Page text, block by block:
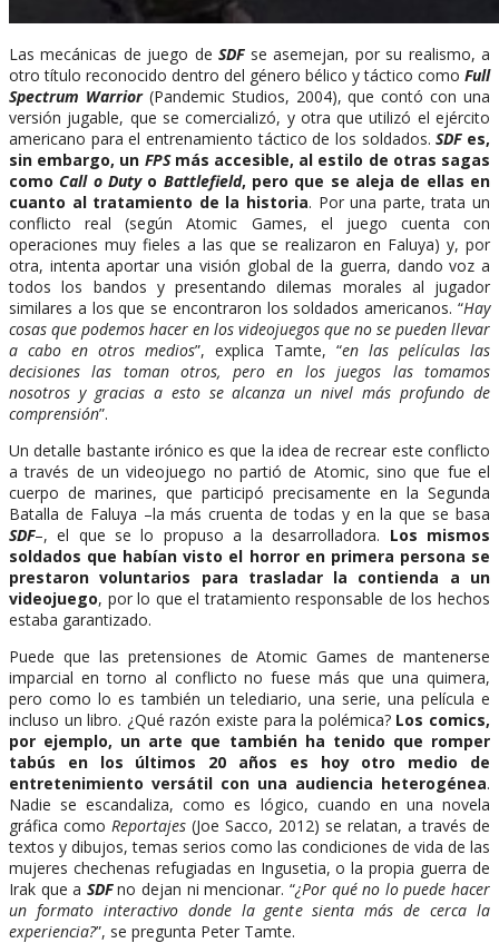
Las mecánicas de juego deSDFse asemejan, por su realismo, a
otro título reconocido dentro del género bélico y táctico como Full
Spectrum Warrior(Pandemic Studios, 2004), que contó con una
versión jugable, que se comercializó, y otra que utilizó el ejército
americano para el entrenamiento táctico de los soldados.SDF es,
sin embargo, un FPSmás accesible, al estilo de otras sagas
comoCall o Dutyo Battlefield, pero que se aleja de ellas en
cuanto al tratamiento de la historia. Por una parte, trata un
conflicto real (según Atomic Games, el juego cuenta con
operaciones muy fieles a las que se realizaron en Faluya) y, por
otra, intenta aportar una visión global de la guerra, dando voz a
todos los bandos y presentando dilemas morales al jugador
similares a los que se encontraron los soldados americanos. “Hay
cosas que podemos hacer en los videojuegos que no se pueden llevar
a cabo en otros medios”, explica Tamte, “en las películas las
decisiones las toman otros, pero en los juegos las tomamos
nosotros y gracias a esto se alcanza un nivel más profundo de
comprensión”.
Un detalle bastante irónico es que la idea de recrear este conflicto
a través de un videojuego no partió de Atomic, sino que fue el
cuerpo de marines, que participó precisamente en la Segunda
Batalla de Faluya –la más cruenta de todas y en la que se basa
SDF–, el que se lo propuso a la desarrolladora. Los mismos
soldados que habían visto el horror en primera persona se
prestaron voluntarios para trasladar la contienda a un
videojuego, por lo que el tratamiento responsable de los hechos
estaba garantizado.
Puede que las pretensiones de Atomic Games de mantenerse
imparcial en torno al conflicto no fuese más que una quimera,
pero como lo es también un telediario, una serie, una película e
incluso un libro. ¿Qué razón existe para la polémica? Los comics,
por ejemplo, un arte que también ha tenido que romper
tabús en los últimos 20 años es hoy otro medio de
entretenimiento versátil con una audiencia heterogénea.
Nadie se escandaliza, como es lógico, cuando en una novela
gráfica como Reportajes (Joe Sacco, 2012) se relatan, a través de
textos y dibujos, temas serios como las condiciones de vida de las
mujeres chechenas refugiadas en Ingusetia, o la propia guerra de
Irak que a SDFno dejan ni mencionar. “¿Por qué no lo puede hacer
un formato interactivo donde la gente sienta más de cerca la
experiencia?”, se pregunta Peter Tamte.